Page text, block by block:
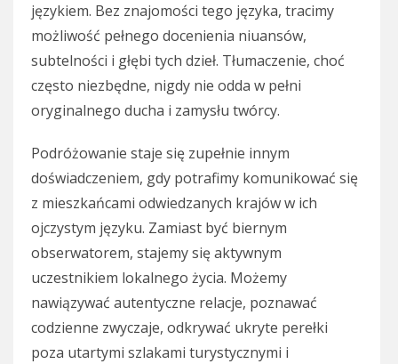
językiem. Bez znajomości tego języka, tracimy
możliwość pełnego docenienia niuansów,
subtelności i głębi tych dzieł. Tłumaczenie, choć
często niezbędne, nigdy nie odda w pełni
oryginalnego ducha i zamysłu twórcy.
Podróżowanie staje się zupełnie innym
doświadczeniem, gdy potrafimy komunikować się
z mieszkańcami odwiedzanych krajów w ich
ojczystym języku. Zamiast być biernym
obserwatorem, stajemy się aktywnym
uczestnikiem lokalnego życia. Możemy
nawiązywać autentyczne relacje, poznawać
codzienne zwyczaje, odkrywać ukryte perełki
poza utartymi szlakami turystycznymi i